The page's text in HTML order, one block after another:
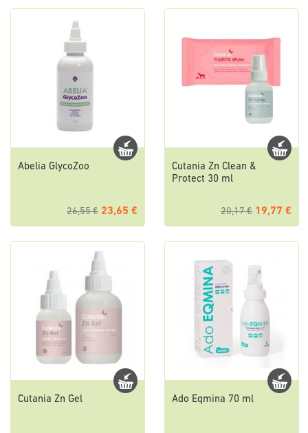
Abelia GlycoZoo
26,55 € 23,65 €
Cutania Zn Clean &
Protect 30 ml
20,17 € 19,77 €
Cutania Zn Gel Ado Eqmina 70 ml